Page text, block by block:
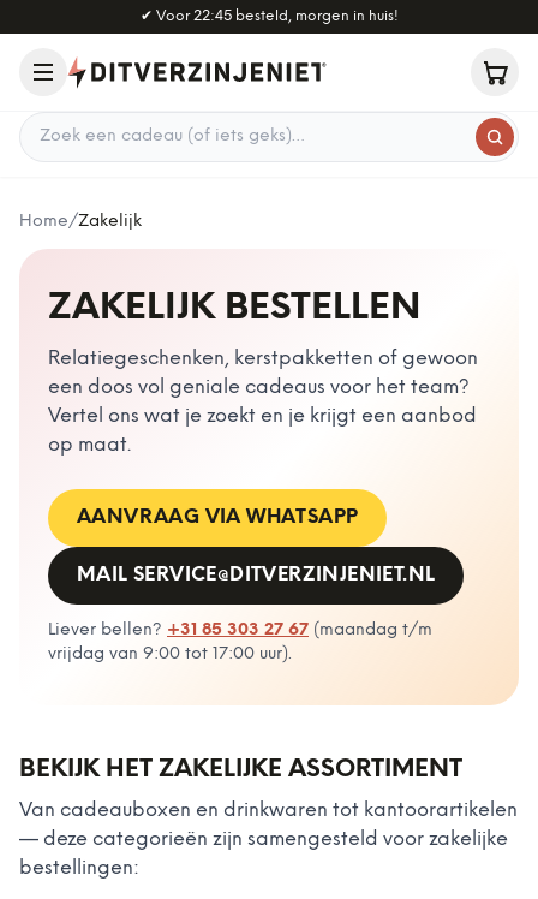
Naar hoofdinhoud
✔ Voor 22:45 besteld, morgen in huis!
Zoek een cadeau
Home/Zakelijk
ZAKELIJK BESTELLEN
Relatiegeschenken, kerstpakketten of gewoon
een doos vol geniale cadeaus voor het team?
Vertel ons wat je zoekt en je krijgt een aanbod
op maat.
AANVRAAG VIA WHATSAPP
MAIL SERVICE@DITVERZINJENIET.NL
Liever bellen? +31 85 303 27 67 ( maandag t/m
vrijdag van 9:00 tot 17:00 uur).
BEKIJK HET ZAKELIJKE ASSORTIMENT
Van cadeauboxen en drinkwaren tot kantoorartikelen
— deze categorieën zijn samengesteld voor zakelijke
bestellingen: